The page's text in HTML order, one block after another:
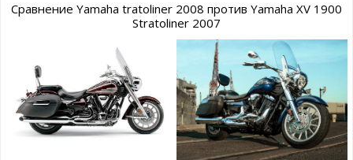
Сравнение Yamaha tratoliner 2008 против Yamaha XV 1900
Stratoliner 2007